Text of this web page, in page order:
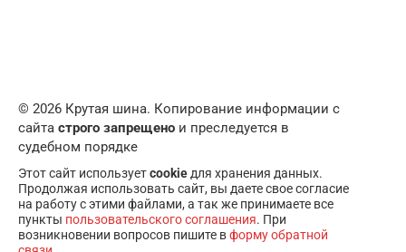
© 2026 Крутая шина. Копирование информации с
сайта строго запрещено и преследуется в
судебном порядке
Этот сайт используетcookie для хранения данных.
Продолжая использовать сайт, вы даете свое согласие
на работу с этими файлами, а так же принимаете все
пункты пользовательского соглашения. При
возникновении вопросов пишите вформу обратной